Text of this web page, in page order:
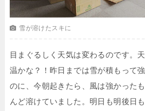
雪が溶けたスキに
目まぐるしく天気は変わるのです。
温かな？！昨日までは雪が積もって
のに、今朝起きたら、風は強かった
んど溶けていました。明日も明後日